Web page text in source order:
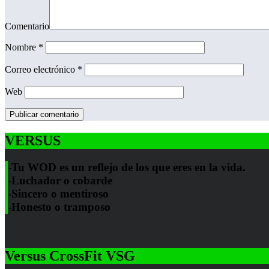
Comentario
Nombre *
Correo electrónico *
Web
VERSUS
-Tu WOD es un reflejo de los que eres en la vida.
-Luchador o cobarde
-Sincero o mentiroso
-Honesto o tramposo
Versus CrossFit VSG